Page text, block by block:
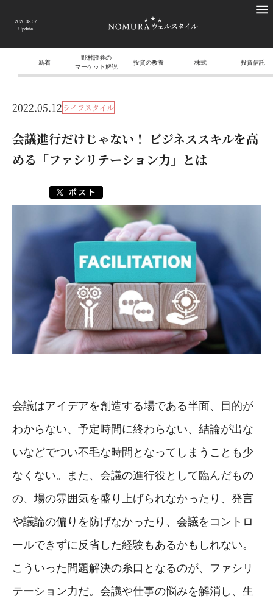
2026.08.07
Update
新着
野村證券の
マーケット解説
投資の教養 株式 投資信託
2022.05.12 ライフスタイル
会議進行だけじゃない！ ビジネススキルを高
める「ファシリテーション力」とは
会議はアイデアを創造する場である半面、目的が
わからない、予定時間に終わらない、結論が出な
いなどでつい不毛な時間となってしまうことも少
なくない。また、会議の進行役として臨んだもの
の、場の雰囲気を盛り上げられなかったり、発言
や議論の偏りを防げなかったり、会議をコントロ
ールできずに反省した経験もあるかもしれない。
こういった問題解決の糸口となるのが、ファシリ
テーション力だ。会議や仕事の悩みを解消し、生